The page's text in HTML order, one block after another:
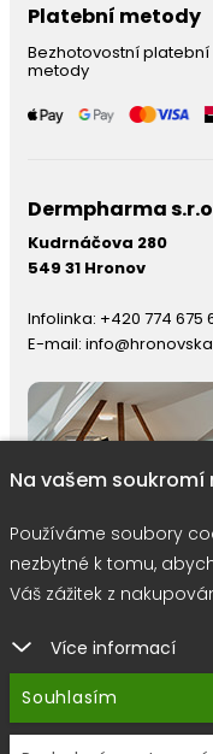
Platební metody
Bezhotovostní platební
metody
Dermpharma
Kudrnáčova 280
549 31 Hronov
Infolinka: +420 774 675
E-mail:
© 2026 |E-shop
Na vašem soukromí
Používáme soubory
nezbytné k tomu,
Váš zážitek z
Více informací
Souhlasím